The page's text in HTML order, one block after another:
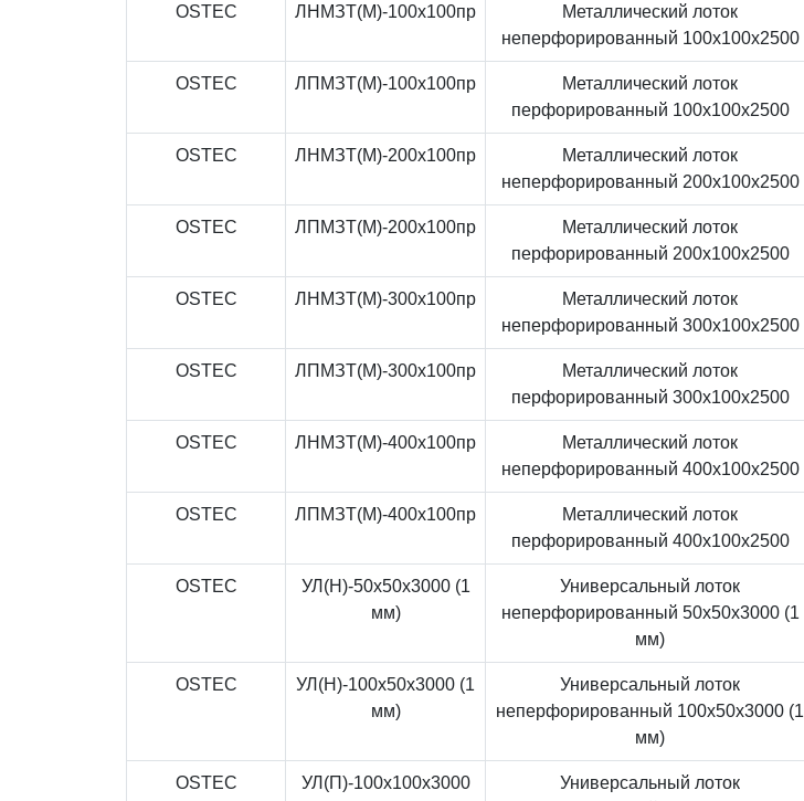
OSTEC ЛНМЗТ(М)-100x100пр
Металлический лоток
неперфорированный 100x100x2500
OSTEC ЛПМЗТ(М)-100x100пр
Металлический лоток
перфорированный 100x100x2500
OSTEC ЛНМЗТ(М)-200x100пр
Металлический лоток
неперфорированный 200x100x2500
OSTEC ЛПМЗТ(М)-200x100пр
Металлический лоток
перфорированный 200x100x2500
OSTEC ЛНМЗТ(М)-300x100пр
Металлический лоток
неперфорированный 300x100x2500
OSTEC ЛПМЗТ(М)-300x100пр
Металлический лоток
перфорированный 300x100x2500
OSTEC ЛНМЗТ(М)-400x100пр
Металлический лоток
неперфорированный 400x100x2500
OSTEC ЛПМЗТ(М)-400x100пр
Металлический лоток
перфорированный 400x100x2500
OSTEC
УЛ(Н)-50x50x3000 (1
мм)
Универсальный лоток
неперфорированный 50x50x3000 (1
мм)
OSTEC
УЛ(Н)-100x50x3000 (1
мм)
Универсальный лоток
неперфорированный 100x50x3000 (1
мм)
OSTEC
УЛ(П)-100x100x3000
Универсальный лоток